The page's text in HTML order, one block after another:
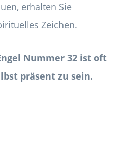
erhalten Sie
Zeichen.
Nummer 32 ist oft
präsent zu sein.